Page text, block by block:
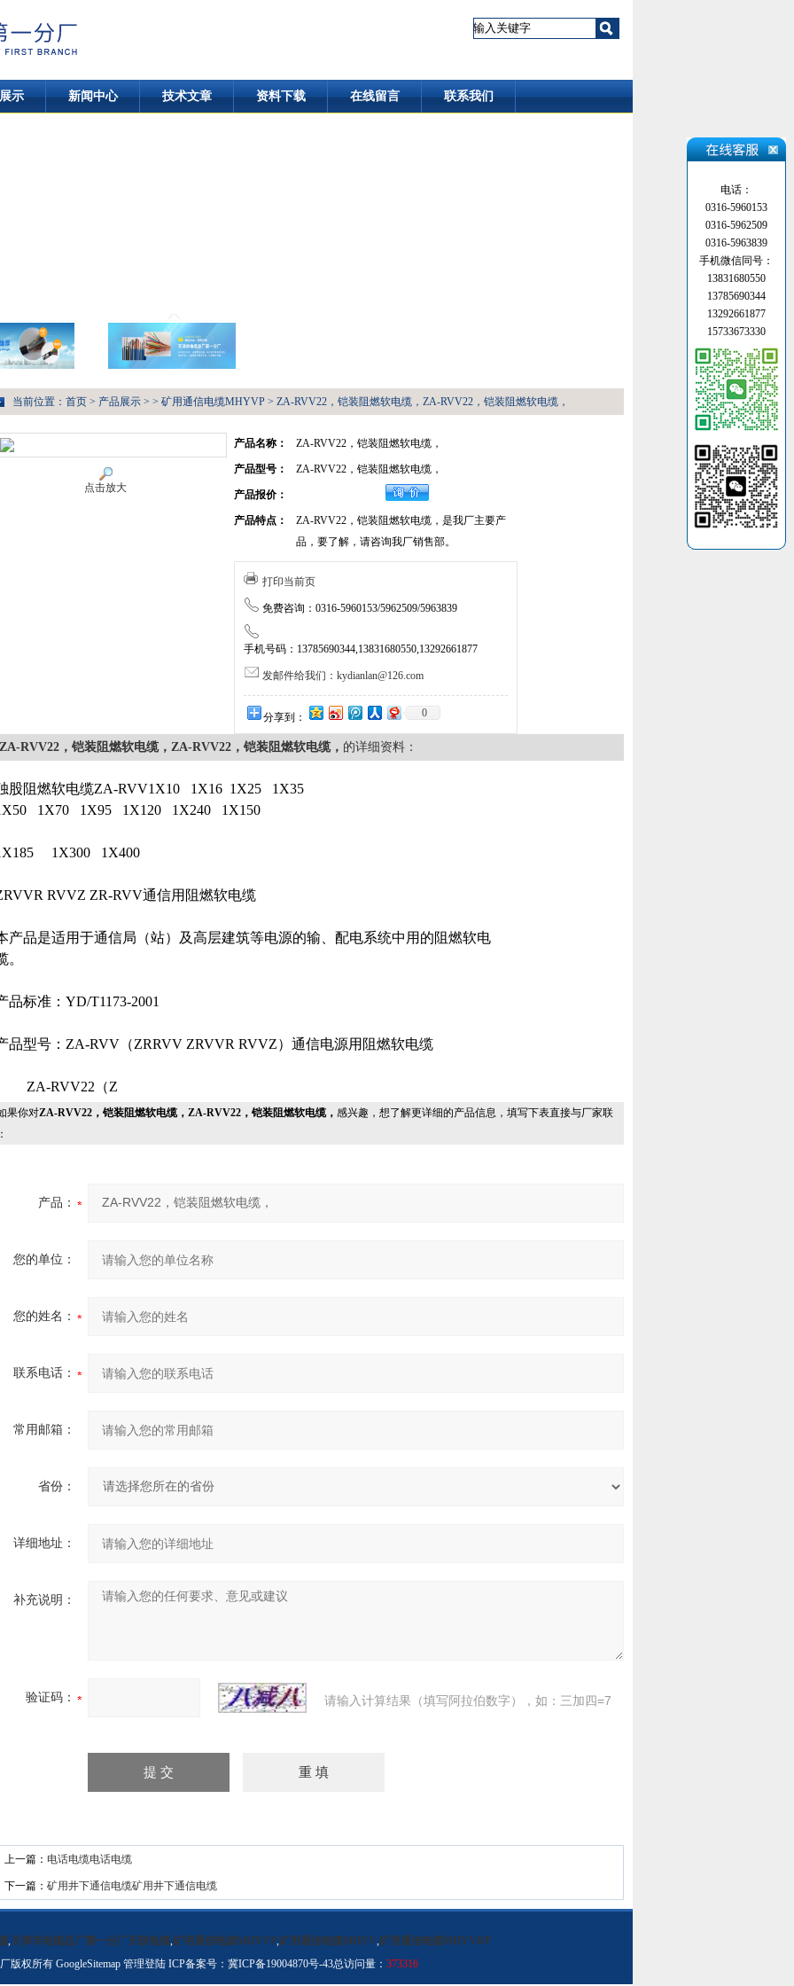
示 新闻中心 技术文章 资料下载 在线留言 联系我们
当前位置： 首页 > 产品展示 > > 矿用通信电缆MHYVP > ZA-RVV22，铠装阻燃软电缆，ZA-RVV22，铠装阻燃软电缆，
点击放大
产品名称： ZA-RVV22，铠装阻燃软电缆，
产品型号： ZA-RVV22，铠装阻燃软电缆，
产品报价：
产品特点：
ZA-RVV22，铠装阻燃软电缆，是我厂主要产
品，要了解，请咨询我厂销售部。
打印当前页
免费咨询：0316-5960153/5962509/5963839
手机号码：13785690344,13831680550,13292661877
发邮件给我们：kydianlan@126.com
分享到： 0
ZA-RVV22，铠装阻燃软电缆，ZA-RVV22，铠装阻燃软电缆， 的详细资料：
股阻燃软电缆ZA-RVV1X10 1X16 1X25
1X35
1X70 1X95 1X120 1X240 1X150
1X300 1X400
RVVZ ZR-RVV通信用阻燃软电缆
产品是适用于通信局（站）及高层建筑等电源的输、配电系统中用的阻燃软电
。
品标准：YD/T1173-2001
品型号：ZA-RVV（ZRRVV ZRVVR RVVZ）通信电源用阻燃软电缆
ZA-RVV22（Z
你对ZA-RVV22，铠装阻燃软电缆，ZA-RVV22，铠装阻燃软电缆， 感兴趣，想了解更详细的产品信息，填写下表直接与厂家联
产品：
您的单位：
您的姓名：
联系电话：
常用邮箱：
省份：
详细地址：
补充说明：
验证码： 请输入计算结果（填写阿拉伯数字），如：三加四=7
上一篇： 电话电缆电话电缆
下一篇： 矿用井下通信电缆矿用井下通信电缆
,天津市电缆总厂第一分厂天联电缆,矿用通信电缆MHYVP,矿用通信电缆MHYV,矿用通信电缆MHYVRP
版权所有 GoogleSitemap 管理登陆 ICP备案号： 冀ICP备19004870号-43总访问量： 373316
电话：
0316-5960153
0316-5962509
0316-5963839
手机微信同号：
13831680550
13785690344
13292661877
15733673330